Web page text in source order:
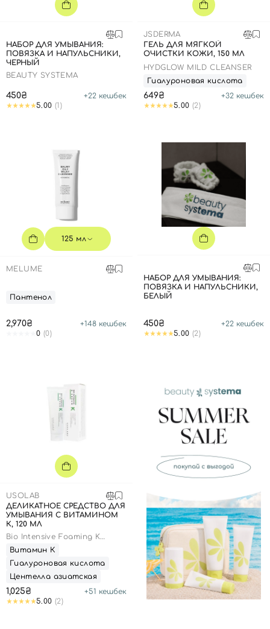
Кремы для тела с SPF
Карбокситерапия
Бьюти Гаджеты
Автозагар
Наборы
Специальный уход
Для детей
Для мужчин
Интимный уход
Автозагар
НАБОР ДЛЯ УМЫВАНИЯ:
ПОВЯЗКА И НАПУЛЬСНИКИ,
ЧЕРНЫЙ
BEAUTY SYSTEMA
450₴ +22 кешбек
5.00 (1)
JSDERMA
ГЕЛЬ ДЛЯ МЯГКОЙ
ОЧИСТКИ КОЖИ, 150 МЛ
HYDGLOW MILD CLEANSER
Гиалуроновая кислота
649₴ +32 кешбек
5.00 (2)
125 мл
MELUME
Пантенол
2,970₴ +148 кешбек
0 (0)
НАБОР ДЛЯ УМЫВАНИЯ:
ПОВЯЗКА И НАПУЛЬСНИКИ,
БЕЛЫЙ
450₴ +22 кешбек
5.00 (2)
USOLAB
ДЕЛИКАТНОЕ СРЕДСТВО ДЛЯ
УМЫВАНИЯ С ВИТАМИНОМ
К, 120 МЛ
Bio Intensive Foaming K
Cleanser
Витамин К
Гиалуроновая кислота
Центелла азиатская
1,025₴ +51 кешбек
5.00 (2)